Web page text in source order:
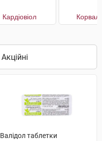
Кардіовіол
Валідол таблетки